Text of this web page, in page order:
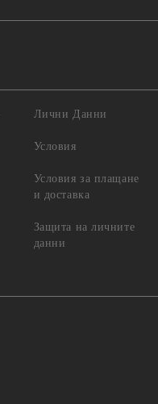
Лични Данни
Условия
Условия за плащане
и доставка
Защита на личните
данни